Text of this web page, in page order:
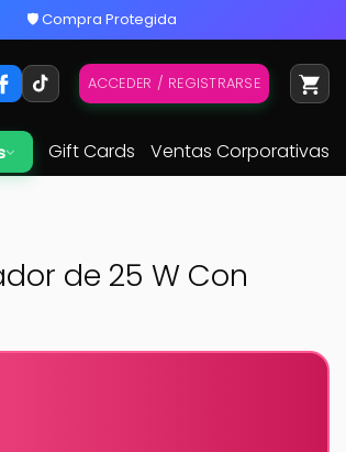
🛡️ Compra Protegida
ACCEDER / REGISTRARSE
Gift Cards Ventas Corporativas
de 25 W Con